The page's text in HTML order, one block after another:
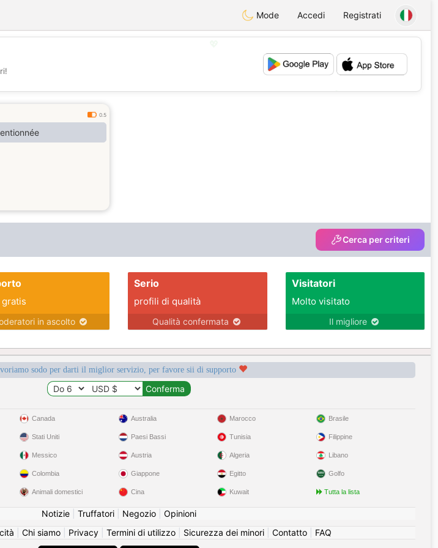
Mode Accedi Registrati
💕
0.5
Cerca per criteri
gratis
in ascolto
Serio
profili di qualità
Qualità confermata
Visitatori
Molto visitato
Il migliore
sodo per darti il miglior servizio, per favore sii di supporto
Canada
Stati Uniti
Messico
Colombia
Animali domestici
Australia
Paesi Bassi
Austria
Giappone
Cina
Marocco
Tunisia
Algeria
Egitto
Kuwait
Brasile
Filippine
Libano
Golfo
Tutta la lista
Notizie| Truffatori| Negozio| Opinioni
Chi siamo Privacy Termini di utilizzo Sicurezza dei minori Contatto FAQ